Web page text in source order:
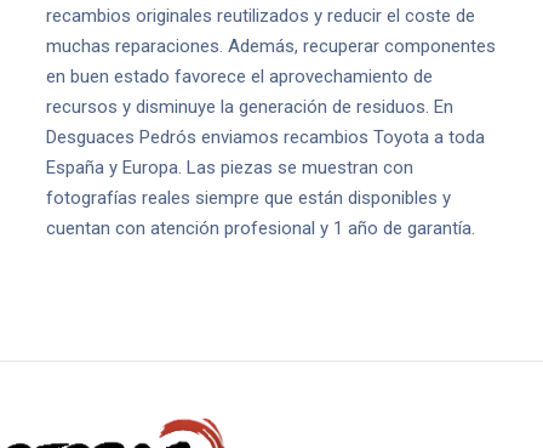
recambios originales reutilizados y reducir el coste de
muchas reparaciones. Además, recuperar componentes
en buen estado favorece el aprovechamiento de
recursos y disminuye la generación de residuos. En
Desguaces Pedrós enviamos recambios Toyota a toda
España y Europa. Las piezas se muestran con
fotografías reales siempre que están disponibles y
cuentan con atención profesional y 1 año de garantía.